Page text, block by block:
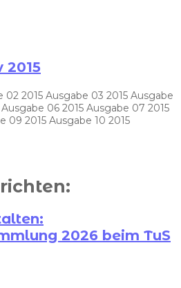
2015
02 2015 Ausgabe 03 2015 Ausgabe
06 2015 Ausgabe 07 2015
09 2015 Ausgabe 10 2015
2026 beim TuS